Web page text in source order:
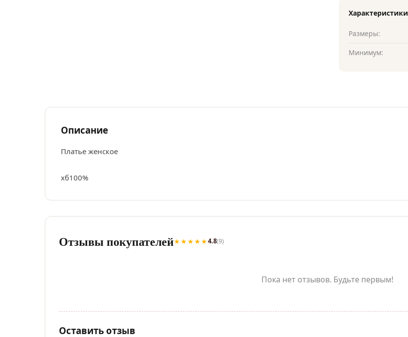
Характеристики
Размеры:
Минимум:
Описание
Платье женское
хб100%
Отзывы покупателей★★★★★4.8(9)
Пока нет отзывов. Будьте первым!
Оставить отзыв